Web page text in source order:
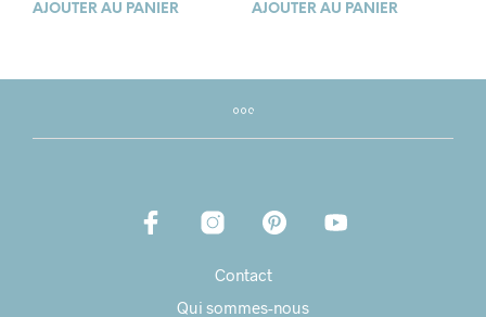
AJOUTER AU PANIER
AJOUTER AU PANIER
Contact
Qui sommes-nous